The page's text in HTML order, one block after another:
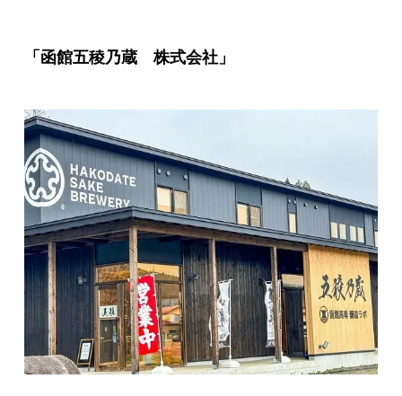
「函館五稜乃蔵 株式会社」